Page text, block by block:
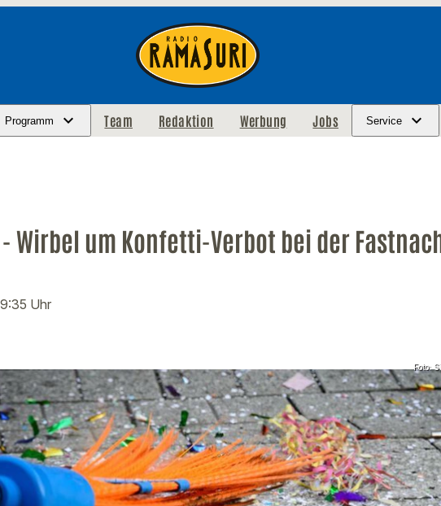
Programm Team Redaktion Werbung Jobs Service
Wirbel um Konfetti-Verbot bei der
Uhr
Foto: